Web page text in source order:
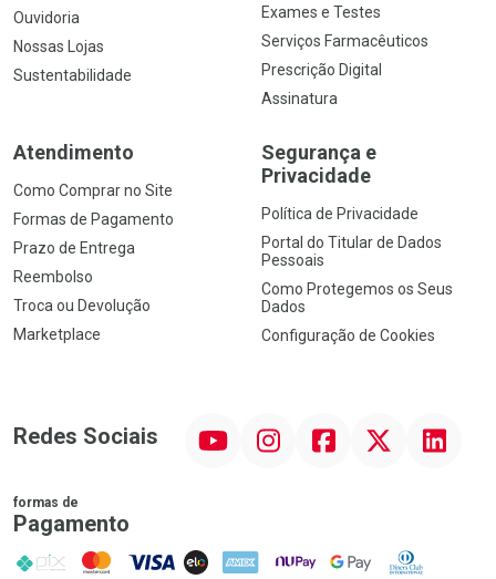
Ouvidoria
Nossas Lojas
Sustentabilidade
Exames e Testes
Serviços Farmacêuticos
Prescrição Digital
Assinatura
Atendimento
Como Comprar no Site
Formas de Pagamento
Prazo de Entrega
Reembolso
Troca ou Devolução
Marketplace
Segurança e
Privacidade
Política de Privacidade
Portal do Titular de Dados
Pessoais
Como Protegemos os Seus
Dados
Configuração de Cookies
Redes Sociais InstagramFacebookTwitter Linkedin
formas de
Pagamento
PIX MasterCard
VISA ELO AMEX NuPay Google PayDiners Club